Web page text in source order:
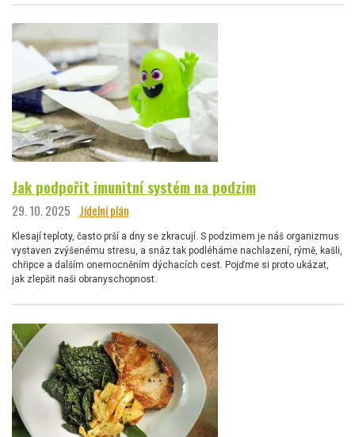
Jak podpořit imunitní systém na podzim
29. 10. 2025 Jídelní plán
Klesají teploty, často prší a dny se zkracují. S podzimem je náš organizmus
vystaven zvýšenému stresu, a snáz tak podléháme nachlazení, rýmě, kašli,
chřipce a dalším onemocněním dýchacích cest. Pojďme si proto ukázat,
jak zlepšit naši obranyschopnost.